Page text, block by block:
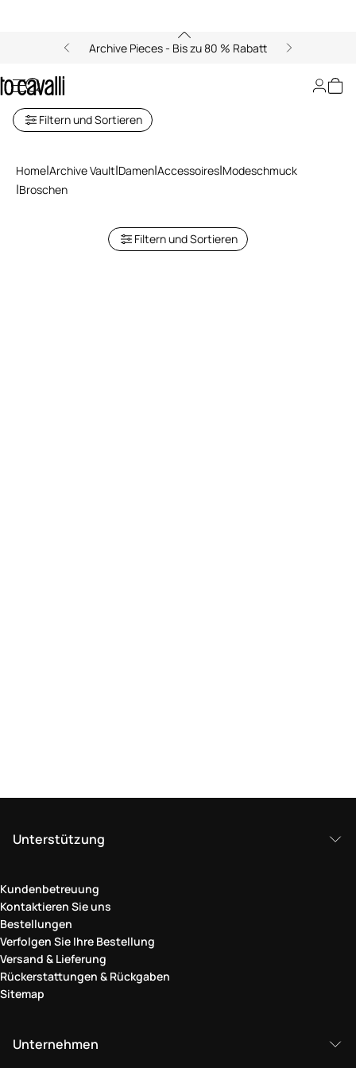
Archive Pieces - Bis zu 80 % Rabatt
Broschen
Filtern und Sortieren
Home Archive Vault Damen Accessoires Modeschmuck
Broschen
Filtern und Sortieren
Unterstützung
Kundenbetreuung
Kontaktieren Sie uns
Bestellungen
Verfolgen Sie Ihre Bestellung
Versand & Lieferung
Rückerstattungen & Rückgaben
Sitemap
Unternehmen